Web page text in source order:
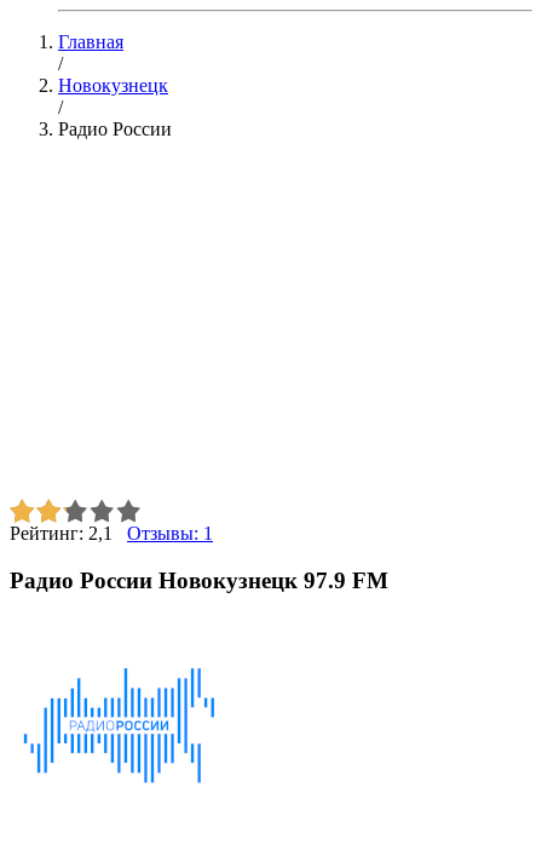
Главная
/
Новокузнецк
/
Радио России
Рейтинг: 2,1 Отзывы: 1
Радио России Новокузнецк 97.9 FM